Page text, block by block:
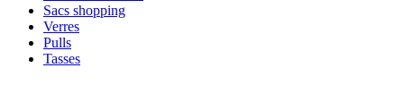
Sacs shopping
Verres
Pulls
Tasses